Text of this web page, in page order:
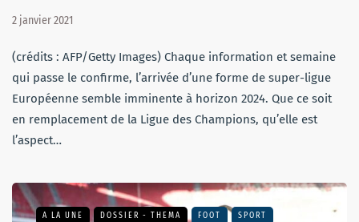
2 janvier 2021
(crédits : AFP/Getty Images) Chaque information et semaine
qui passe le confirme, l’arrivée d’une forme de super-ligue
Européenne semble imminente à horizon 2024. Que ce soit
en remplacement de la Ligue des Champions, qu’elle est
l’aspect…
A LA UNE DOSSIER - THEMA FOOT SPORT